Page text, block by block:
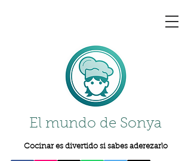
El mundo de Sonya
Cocinar es divertido si sabes aderezarlo